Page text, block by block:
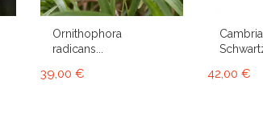
Ornithophora
radicans...
39,00 € 42,00 €